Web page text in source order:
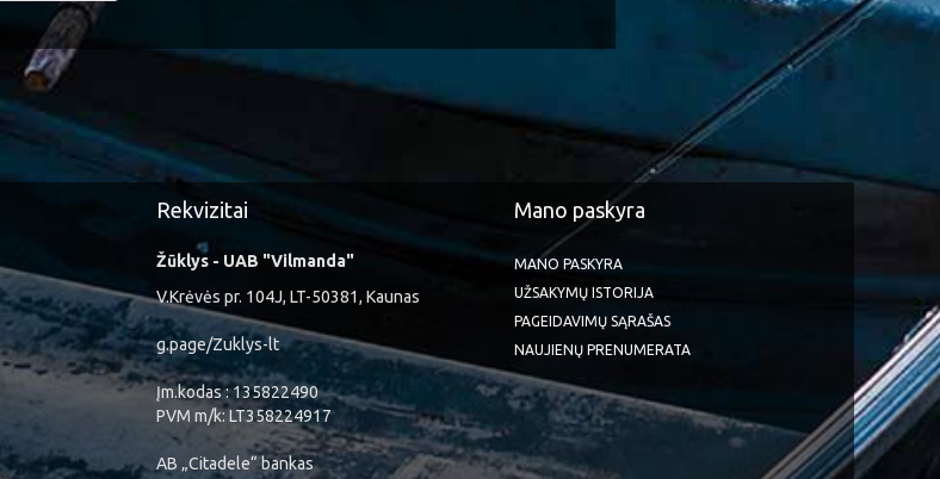
Rekvizitai
Žūklys - UAB "Vilmanda"
V.Krėvės pr. 104J, LT-50381, Kaunas
g.page/Zuklys-lt
Įm.kodas : 135822490
PVM m/k: LT358224917
AB „Citadele“ bankas
Mano paskyra
MANO PASKYRA
UŽSAKYMŲ ISTORIJA
PAGEIDAVIMŲ SĄRAŠAS
NAUJIENŲ PRENUMERATA